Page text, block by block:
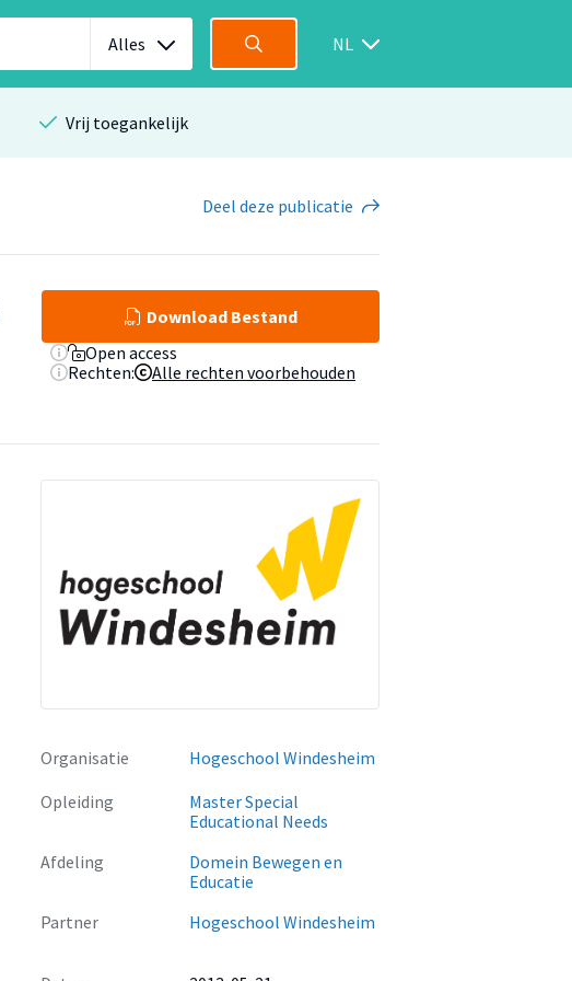
Alles NL
Vrij toegankelijk
Deel deze publicatie
Download Bestand
Open access
Rechten:
Alle rechten voorbehouden
Organisatie
Hogeschool Windesheim
Opleiding
Master Special
Educational Needs
Afdeling
Domein Bewegen en
Educatie
Partner
Hogeschool Windesheim